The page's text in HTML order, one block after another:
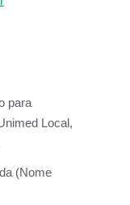
para
Local,
(Nome